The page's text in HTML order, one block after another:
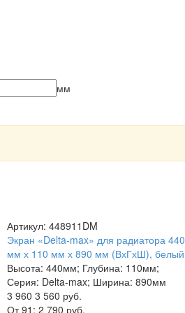
мм
Артикул: 448911DM
Экран «Delta-max» для радиатора 440
мм х 110 мм х 890 мм (ВхГхШ), белый
Высота: 440мм; Глубина: 110мм;
Серия: Delta-max; Ширина: 890мм
3 960 3 560 руб.
От 91: 2 790 руб.